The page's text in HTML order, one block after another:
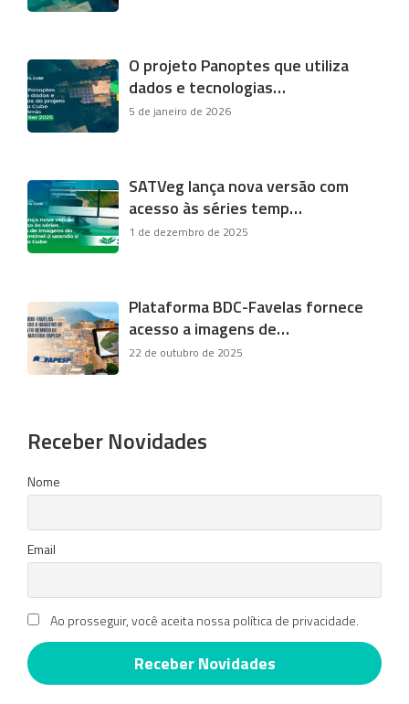
O projeto Panoptes que utiliza
dados e tecnologias…
5 de janeiro de 2026
SATVeg lança nova versão com
acesso às séries temp…
1 de dezembro de 2025
Plataforma BDC-Favelas fornece
acesso a imagens de…
22 de outubro de 2025
Receber Novidades
Nome
Email
Ao prosseguir, você aceita nossa política de privacidade.